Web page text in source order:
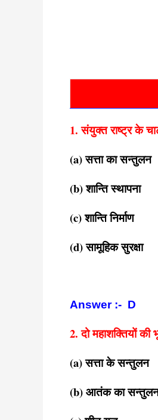
1. संयुक्त राष्ट्र के
(a) सत्ता का सन्तुलन
(b) शान्ति स्थापना
(c) शान्ति निर्माण
(d) सामूहिक सुरक्षा
Answer :- D
2. दो महाशक्तियों
(a) सत्ता के सन्तुलन
(b) आतंक का